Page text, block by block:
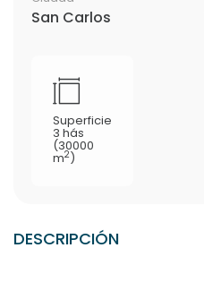
San Carlos
Superficie
3 hás
(30000
m2)
DESCRIPCIÓN